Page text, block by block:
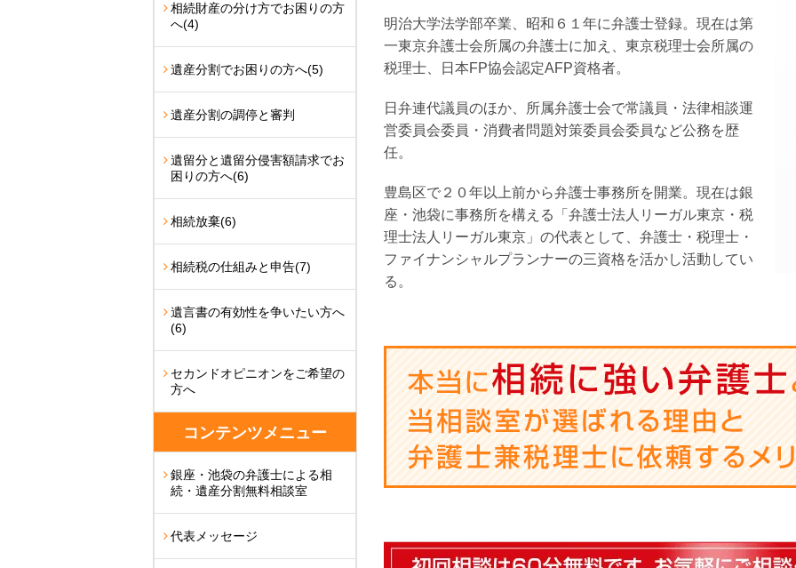
明治大学法学部卒業、昭和６１年に弁護士登録。現在は第
一東京弁護士会所属の弁護士に加え、東京税理士会所属の
税理士、日本FP協会認定AFP資格者。
日弁連代議員のほか、所属弁護士会で常議員・法律相談運
営委員会委員・消費者問題対策委員会委員など公務を歴
任。
豊島区で２０年以上前から弁護士事務所を開業。現在は銀
座・池袋に事務所を構える「弁護士法人リーガル東京・税
理士法人リーガル東京」の代表として、弁護士・税理士・
ファイナンシャルプランナーの三資格を活かし活動してい
る。
相続財産の分け方でお困りの方
へ(4)
遺産分割でお困りの方へ(5)
遺産分割の調停と審判
遺留分と遺留分侵害額請求でお
困りの方へ(6)
相続放棄(6)
相続税の仕組みと申告(7)
遺言書の有効性を争いたい方へ
(6)
セカンドオピニオンをご希望の
方へ
コンテンツメニュー
銀座・池袋の弁護士による相
続・遺産分割無料相談室
代表メッセージ